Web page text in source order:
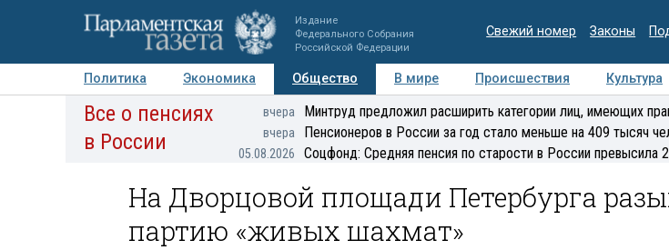
Издание
Федерального Собрания
Российской Федерации
Свежий номер Законы
Политика Экономика Общество В мире Происшествия Культура
Авторы Персоны Мнения Регионы Медиацентр Интервью
Все о пенсиях
в России
вчера Минтруд предложил расширить категории лиц, имеющих
вчера Пенсионеров в России за год стало меньше на 409 тысяч
05.08.2026 Соцфонд: Средняя пенсия по старости в России превысила
На Дворцовой площади Петербурга
партию «живых шахмат»